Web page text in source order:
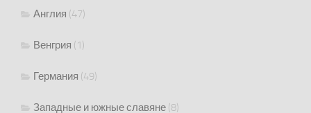
Англия (47)
Венгрия (1)
Германия (49)
Западные и южные славяне (8)